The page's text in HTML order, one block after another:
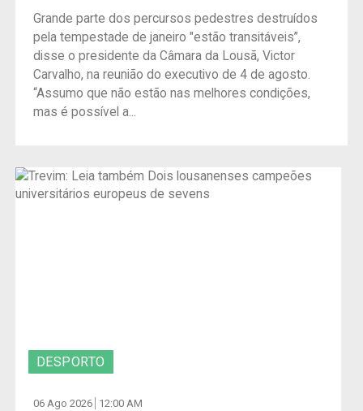
Grande parte dos percursos pedestres destruídos
pela tempestade de janeiro "estão transitáveis”,
disse o presidente da Câmara da Lousã, Victor
Carvalho, na reunião do executivo de 4 de agosto.
“Assumo que não estão nas melhores condições,
mas é possível a...
DESPORTO
06 Ago 2026 12:00 AM